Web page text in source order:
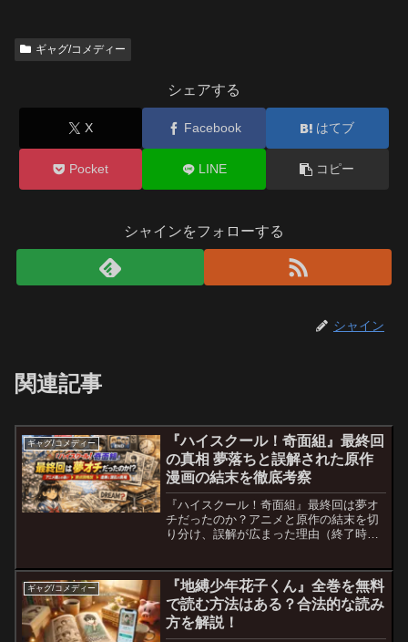
ギャグ/コメディー
シェアする
X Facebook はてブ
Pocket LINE コピー
シャインをフォローする
シャイン
関連記事
ギャグ/コメディー
『ハイスクール！奇面組』最終回
の真相 夢落ちと誤解された原作
漫画の結末を徹底考察
『ハイスクール！奇面組』最終回は夢オ
チだったのか？アニメと原作の結末を切
り分け、誤解が広まった理由（終了時期
時の虚無感まで含め徹底考察。
ギャグ/コメディー
『地縛少年花子くん』全巻を無料
で読む方法はある？合法的な読み
方を解説！